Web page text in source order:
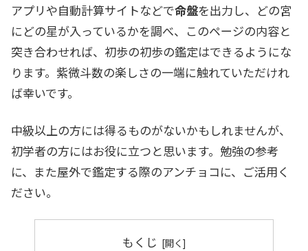
アプリや自動計算サイトなどで命盤を出力し、どの宮
にどの星が入っているかを調べ、このページの内容と
突き合わせれば、初歩の初歩の鑑定はできるようにな
ります。紫微斗数の楽しさの一端に触れていただけれ
ば幸いです。
中級以上の方には得るものがないかもしれませんが、
初学者の方にはお役に立つと思います。勉強の参考
に、また屋外で鑑定する際のアンチョコに、ご活用く
ださい。
もくじ